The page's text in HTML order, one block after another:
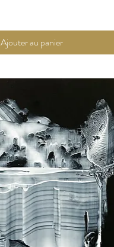
Ajouter au panier